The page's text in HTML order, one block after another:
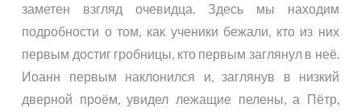
заметен взгляд очевидца. Здесь мы находим
подробности о том, как ученики бежали, кто из них
первым достиг гробницы, кто первым заглянул в неё.
Иоанн первым наклонился и, заглянув в низкий
дверной проём, увидел лежащие пелены, а Пётр,